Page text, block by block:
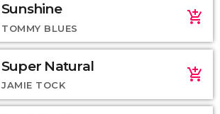
Sunshine
TOMMY BLUES
add_shopping_cart
Super Natural
JAMIE TOCK
add_shopping_cart